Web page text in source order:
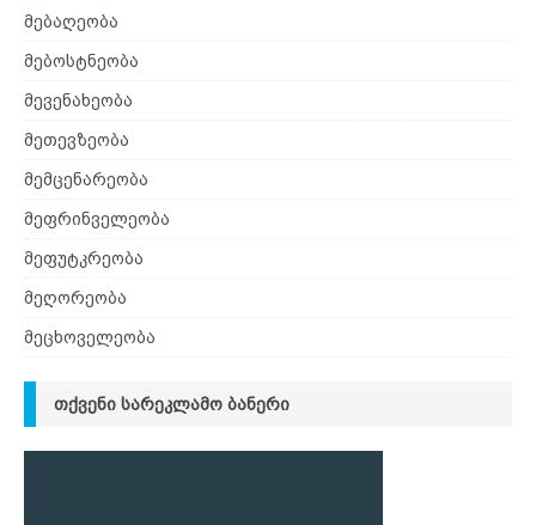
მებაღეობა
მებოსტნეობა
მევენახეობა
მეთევზეობა
მემცენარეობა
მეფრინველეობა
მეფუტკრეობა
მეღორეობა
მეცხოველეობა
ᲗᲥᲕᲔᲜᲘ ᲡᲐᲠᲔᲙᲚᲐᲛᲝ ᲑᲐᲜᲔᲠᲘ